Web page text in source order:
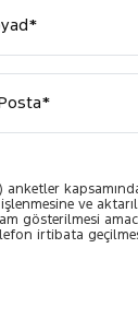
ve
gösterilmesi
irtibata